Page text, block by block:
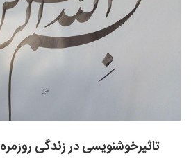
تاثیرخوشنویسی در زندگی روزمره